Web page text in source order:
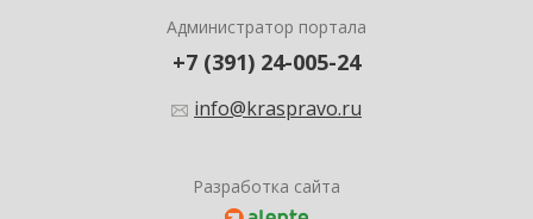
Администратор портала
+7 (391) 24-005-24
info@kraspravo.ru
Разработка сайта